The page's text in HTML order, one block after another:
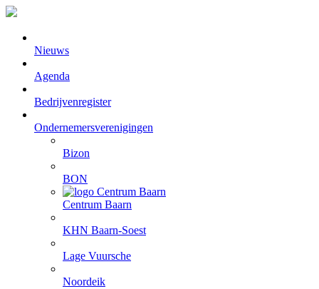
Nieuws
Agenda
Bedrijvenregister
Ondernemersverenigingen
Bizon
BON
Centrum Baarn
KHN Baarn-Soest
Lage Vuursche
Noordeik